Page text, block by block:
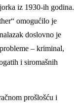
iz 1930-ih godina.
omogućilo je
doslovno je
– kriminal,
i siromašnih
prošlošću i